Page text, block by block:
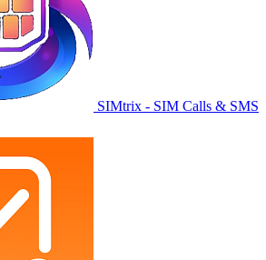
SIMtrix - SIM Calls & SMS